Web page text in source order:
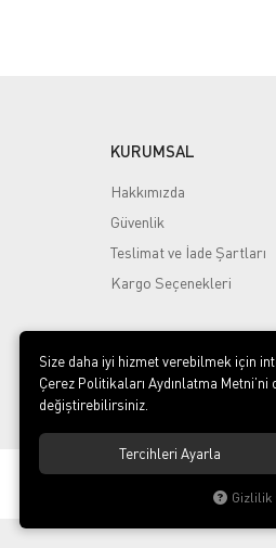
KURUMSAL
Hakkımızda
Güvenlik
Teslimat ve İade Şartları
Kargo Seçenekleri
© 2020Yayla
Şirketi.
Size daha iyi hizmet verebilmek için
Çerez Politikaları Aydınlatma
değiştirebilirsiniz.
Tercihleri Ayarla
Gizlilik